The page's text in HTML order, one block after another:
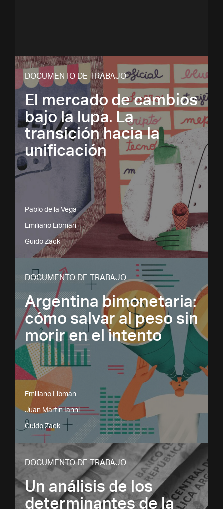
DOCUMENTO DE TRABAJO
El mercado de cambios
bajo la lupa. La
transición hacia la
unificación
Pablo de la Vega
Emiliano Libman
Guido Zack
DOCUMENTO DE TRABAJO
Argentina bimonetaria:
cómo salvar al peso sin
morir en el intento
Emiliano Libman
Juan Martin Ianni
Guido Zack
DOCUMENTO DE TRABAJO
Un análisis de los
determinantes de la